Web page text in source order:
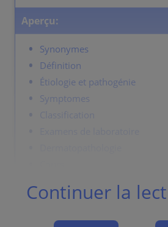
Aperçu:
Synonymes
Définition
Étiologie et pathogénie
Symptomes
Diagnostic differentiel
Continuer la